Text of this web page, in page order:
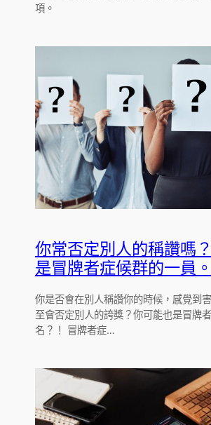
項。
你常否定別人的稱讚嗎
是冒牌者症候群的一員。
你是否會在別人稱讚你的時候，感覺到
至會否定別人的誇獎？你可能也是冒牌
名？！ 冒牌者症…